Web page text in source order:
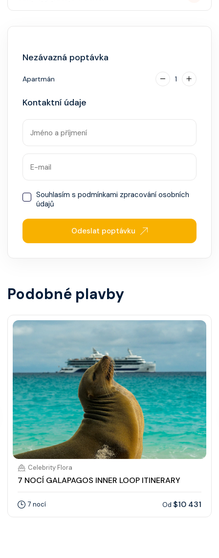
smoking.
Nezávazná poptávka
Apartmán 1
Kontaktní údaje
Souhlasím s podmínkami zpracování osobních
údajů
Odeslat poptávku
Podobné plavby
Celebrity Flora
7 NOCÍ GALAPAGOS INNER LOOP ITINERARY
7 nocí Od $10 431